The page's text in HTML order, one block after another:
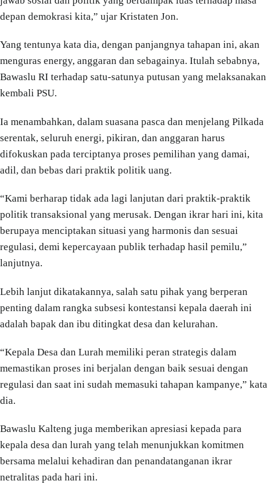
depan demokrasi kita,” ujar Kristaten Jon.
Yang tentunya kata dia, dengan panjangnya tahapan ini, akan
menguras energy, anggaran dan sebagainya. Itulah sebabnya,
Bawaslu RI terhadap satu-satunya putusan yang melaksanakan
kembali PSU.
Ia menambahkan, dalam suasana pasca dan menjelang Pilkada
serentak, seluruh energi, pikiran, dan anggaran harus
difokuskan pada terciptanya proses pemilihan yang damai,
adil, dan bebas dari praktik politik uang.
“Kami berharap tidak ada lagi lanjutan dari praktik-praktik
politik transaksional yang merusak. Dengan ikrar hari ini, kita
berupaya menciptakan situasi yang harmonis dan sesuai
regulasi, demi kepercayaan publik terhadap hasil pemilu,”
lanjutnya.
Lebih lanjut dikatakannya, salah satu pihak yang berperan
penting dalam rangka subsesi kontestansi kepala daerah ini
adalah bapak dan ibu ditingkat desa dan kelurahan.
“Kepala Desa dan Lurah memiliki peran strategis dalam
memastikan proses ini berjalan dengan baik sesuai dengan
regulasi dan saat ini sudah memasuki tahapan kampanye,” kata
dia.
Bawaslu Kalteng juga memberikan apresiasi kepada para
kepala desa dan lurah yang telah menunjukkan komitmen
bersama melalui kehadiran dan penandatanganan ikrar
netralitas pada hari ini.